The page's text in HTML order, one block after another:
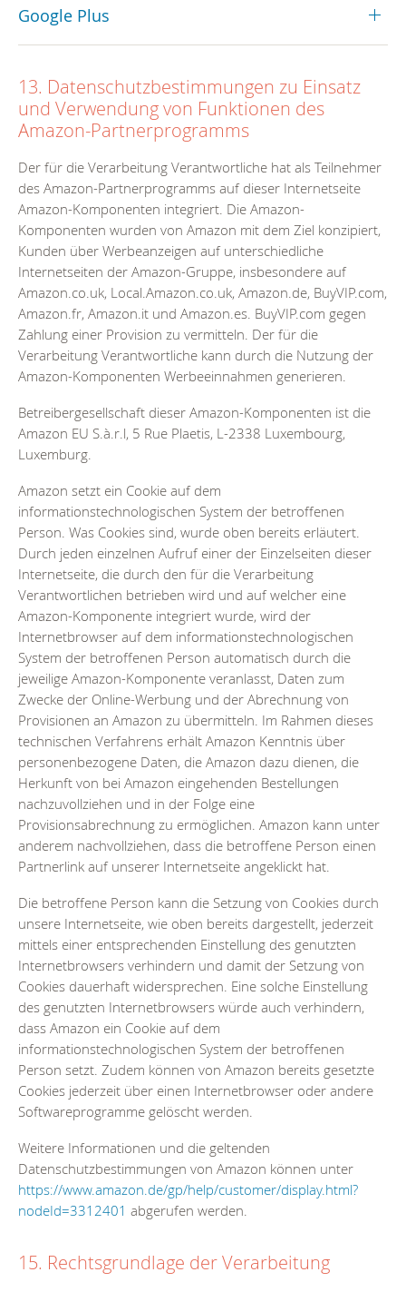
Google Plus
13. Datenschutzbestimmungen zu Einsatz
und Verwendung von Funktionen des
Amazon-Partnerprogramms
Der für die Verarbeitung Verantwortliche hat als Teilnehmer
des Amazon-Partnerprogramms auf dieser Internetseite
Amazon-Komponenten integriert. Die Amazon-
Komponenten wurden von Amazon mit dem Ziel konzipiert,
Kunden über Werbeanzeigen auf unterschiedliche
Internetseiten der Amazon-Gruppe, insbesondere auf
Amazon.co.uk, Local.Amazon.co.uk, Amazon.de, BuyVIP.com,
Amazon.fr, Amazon.it und Amazon.es. BuyVIP.com gegen
Zahlung einer Provision zu vermitteln. Der für die
Verarbeitung Verantwortliche kann durch die Nutzung der
Amazon-Komponenten Werbeeinnahmen generieren.
Betreibergesellschaft dieser Amazon-Komponenten ist die
Amazon EU S.à.r.l, 5 Rue Plaetis, L-2338 Luxembourg,
Luxemburg.
Amazon setzt ein Cookie auf dem
informationstechnologischen System der betroffenen
Person. Was Cookies sind, wurde oben bereits erläutert.
Durch jeden einzelnen Aufruf einer der Einzelseiten dieser
Internetseite, die durch den für die Verarbeitung
Verantwortlichen betrieben wird und auf welcher eine
Amazon-Komponente integriert wurde, wird der
Internetbrowser auf dem informationstechnologischen
System der betroffenen Person automatisch durch die
jeweilige Amazon-Komponente veranlasst, Daten zum
Zwecke der Online-Werbung und der Abrechnung von
Provisionen an Amazon zu übermitteln. Im Rahmen dieses
technischen Verfahrens erhält Amazon Kenntnis über
personenbezogene Daten, die Amazon dazu dienen, die
Herkunft von bei Amazon eingehenden Bestellungen
nachzuvollziehen und in der Folge eine
Provisionsabrechnung zu ermöglichen. Amazon kann unter
anderem nachvollziehen, dass die betroffene Person einen
Partnerlink auf unserer Internetseite angeklickt hat.
Die betroffene Person kann die Setzung von Cookies durch
unsere Internetseite, wie oben bereits dargestellt, jederzeit
mittels einer entsprechenden Einstellung des genutzten
Internetbrowsers verhindern und damit der Setzung von
Cookies dauerhaft widersprechen. Eine solche Einstellung
des genutzten Internetbrowsers würde auch verhindern,
dass Amazon ein Cookie auf dem
informationstechnologischen System der betroffenen
Person setzt. Zudem können von Amazon bereits gesetzte
Cookies jederzeit über einen Internetbrowser oder andere
Softwareprogramme gelöscht werden.
Weitere Informationen und die geltenden
Datenschutzbestimmungen von Amazon können unter
https://www.amazon.de/gp/help/customer/display.html?
nodeId=3312401 abgerufen werden.
15. Rechtsgrundlage der Verarbeitung